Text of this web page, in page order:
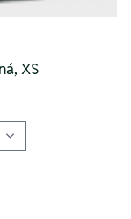
XS